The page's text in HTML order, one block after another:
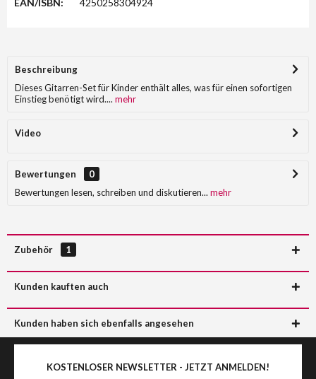
EAN/ISBN: 4250258304924
Beschreibung
Dieses Gitarren-Set für Kinder enthält alles, was für einen sofortigen
Einstieg benötigt wird.... mehr
Video
Bewertungen
0
Bewertungen lesen, schreiben und diskutieren... mehr
Zubehör 1
Kunden kauften auch
Kunden haben sich ebenfalls angesehen
KOSTENLOSER NEWSLETTER - JETZT ANMELDEN!